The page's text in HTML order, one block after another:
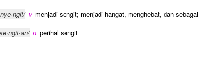
v menjadi sengit; menjadi hangat, menghebat, dan
n perihal sengit